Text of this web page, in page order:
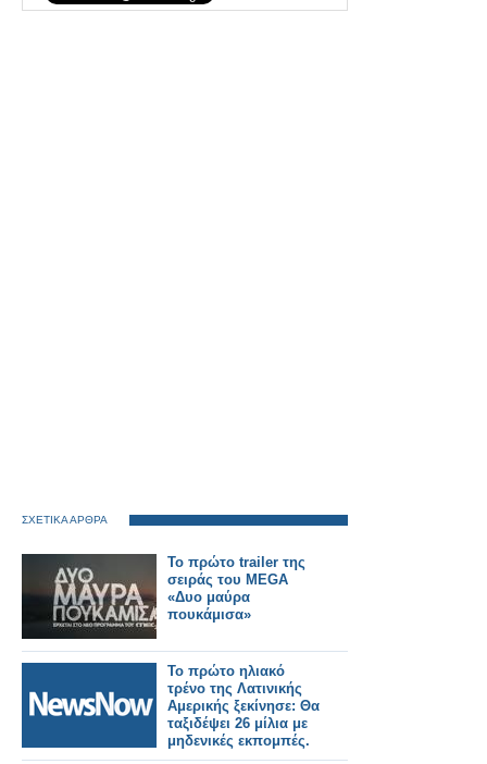
ΣΧΕΤΙΚΑ ΑΡΘΡΑ
Το πρώτο trailer της
σειράς του MEGA
«Δυο μαύρα
πουκάμισα»
Το πρώτο ηλιακό
τρένο της Λατινικής
Αμερικής ξεκίνησε: Θα
ταξιδέψει 26 μίλια με
μηδενικές εκπομπές.